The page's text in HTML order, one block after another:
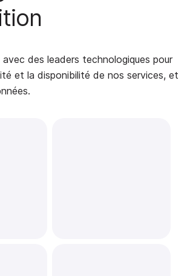
des leaders technologiques pour
et la disponibilité de nos services, et